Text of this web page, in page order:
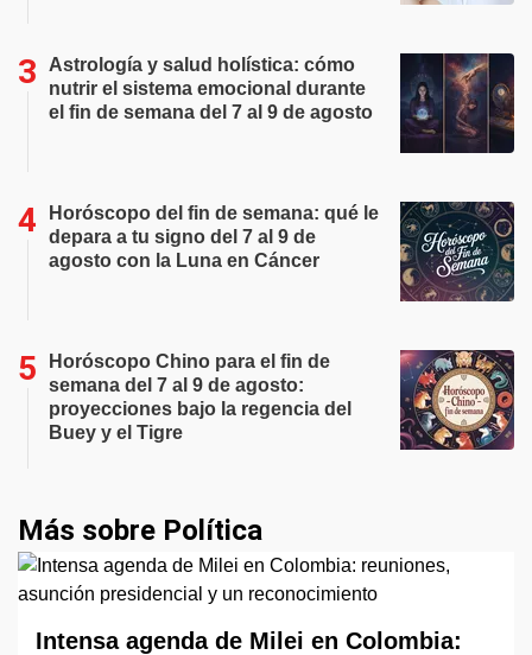
Astrología y salud holística: cómo
nutrir el sistema emocional durante
el fin de semana del 7 al 9 de agosto
Horóscopo del fin de semana: qué le
depara a tu signo del 7 al 9 de
agosto con la Luna en Cáncer
Horóscopo Chino para el fin de
semana del 7 al 9 de agosto:
proyecciones bajo la regencia del
Buey y el Tigre
Más sobre Política
Intensa agenda de Milei en Colombia: